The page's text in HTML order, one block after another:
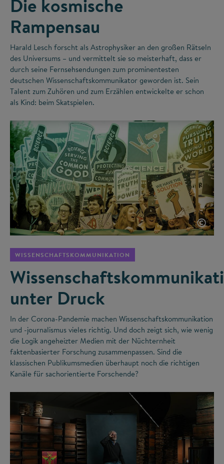
Die kosmische
Rampensau
Harald Lesch forscht als Astrophysiker an den großen Rätseln
des Universums – und vermittelt sie so meisterhaft, dass er
durch seine Fernsehsendungen zum prominentesten
deutschen Wissenschaftskommunikator geworden ist. Sein
Talent zum Zuhören und zum Erzählen entwickelte er schon
als Kind: beim Skatspielen.
©
WISSENSCHAFTSKOMMUNIKATION
unter Druck
In der Corona-Pandemie machen Wissenschaftskommunikation
und -journalismus vieles richtig. Und doch zeigt sich, wie wenig
die Logik angeheizter Medien mit der Nüchternheit
faktenbasierter Forschung zusammenpassen. Sind die
klassischen Publikumsmedien überhaupt noch die richtigen
Kanäle für sachorientierte Forschende?